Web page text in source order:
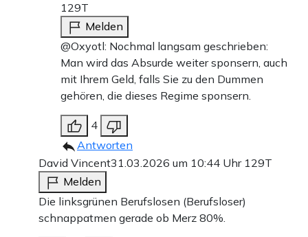
129T
Melden
@Oxyotl: Nochmal langsam geschrieben:
Man wird das Absurde weiter sponsern, auch
mit Ihrem Geld, falls Sie zu den Dummen
gehören, die dieses Regime sponsern.
4
Antworten
David Vincent31.03.2026 um 10:44 Uhr 129T
Melden
Die linksgrünen Berufslosen (Berufsloser)
schnappatmen gerade ob Merz 80%.